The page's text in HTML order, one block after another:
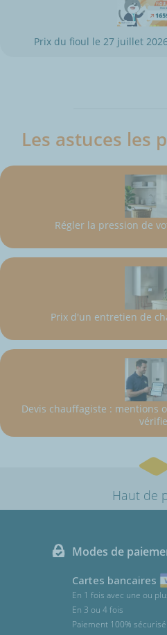
Prix du fioul le 27 juillet
Les astuces les
Régler la pression de
Prix d'un entretien de
Devis chauffagiste : mentions
Haut de
Modes de
Cartes bancaires
En 1 fois avec une ou
En 3 ou 4 fois
Paiement 100%